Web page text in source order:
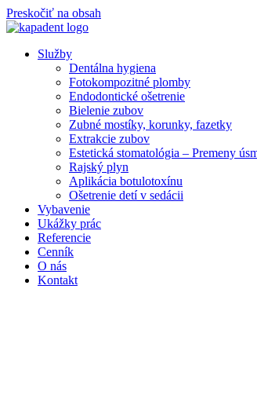
Preskočiť na obsah
Služby
Dentálna hygiena
Fotokompozitné plomby
Endodontické ošetrenie
Bielenie zubov
Zubné mostíky, korunky, fazetky
Extrakcie zubov
Estetická stomatológia – Premeny
Rajský plyn
Aplikácia botulotoxínu
Ošetrenie detí v sedácii
Vybavenie
Ukážky prác
Referencie
Cenník
O nás
Kontakt